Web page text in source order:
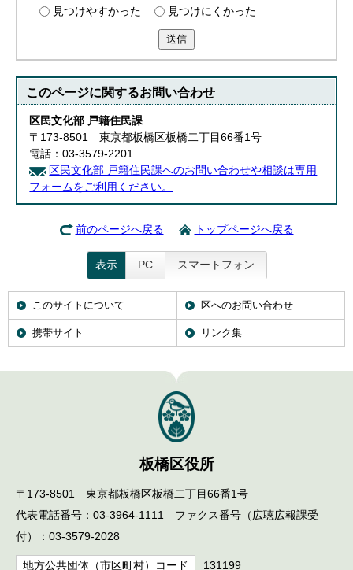
見つけやすかった
見つけにくかった
送信
このページに関するお問い合わせ
区民文化部 戸籍住民課
〒173-8501 東京都板橋区板橋二丁目66番1号
電話：03-3579-2201
区民文化部 戸籍住民課へのお問い合わせや相談は専用
フォームをご利用ください。
前のページへ戻る トップページへ戻る
表示 PC スマートフォン
このサイトについて 区へのお問い合わせ
携帯サイト リンク集
板橋区役所
〒173-8501 東京都板橋区板橋二丁目66番1号
代表電話番号：03-3964-1111 ファクス番号（広聴広報課受
付）：03-3579-2028
地方公共団体（市区町村）コード 131199